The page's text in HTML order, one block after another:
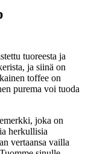
tuoreesta ja
ja siinä on
toffee on
purema voi tuoda
joka on
herkullisia
vertaansa vailla